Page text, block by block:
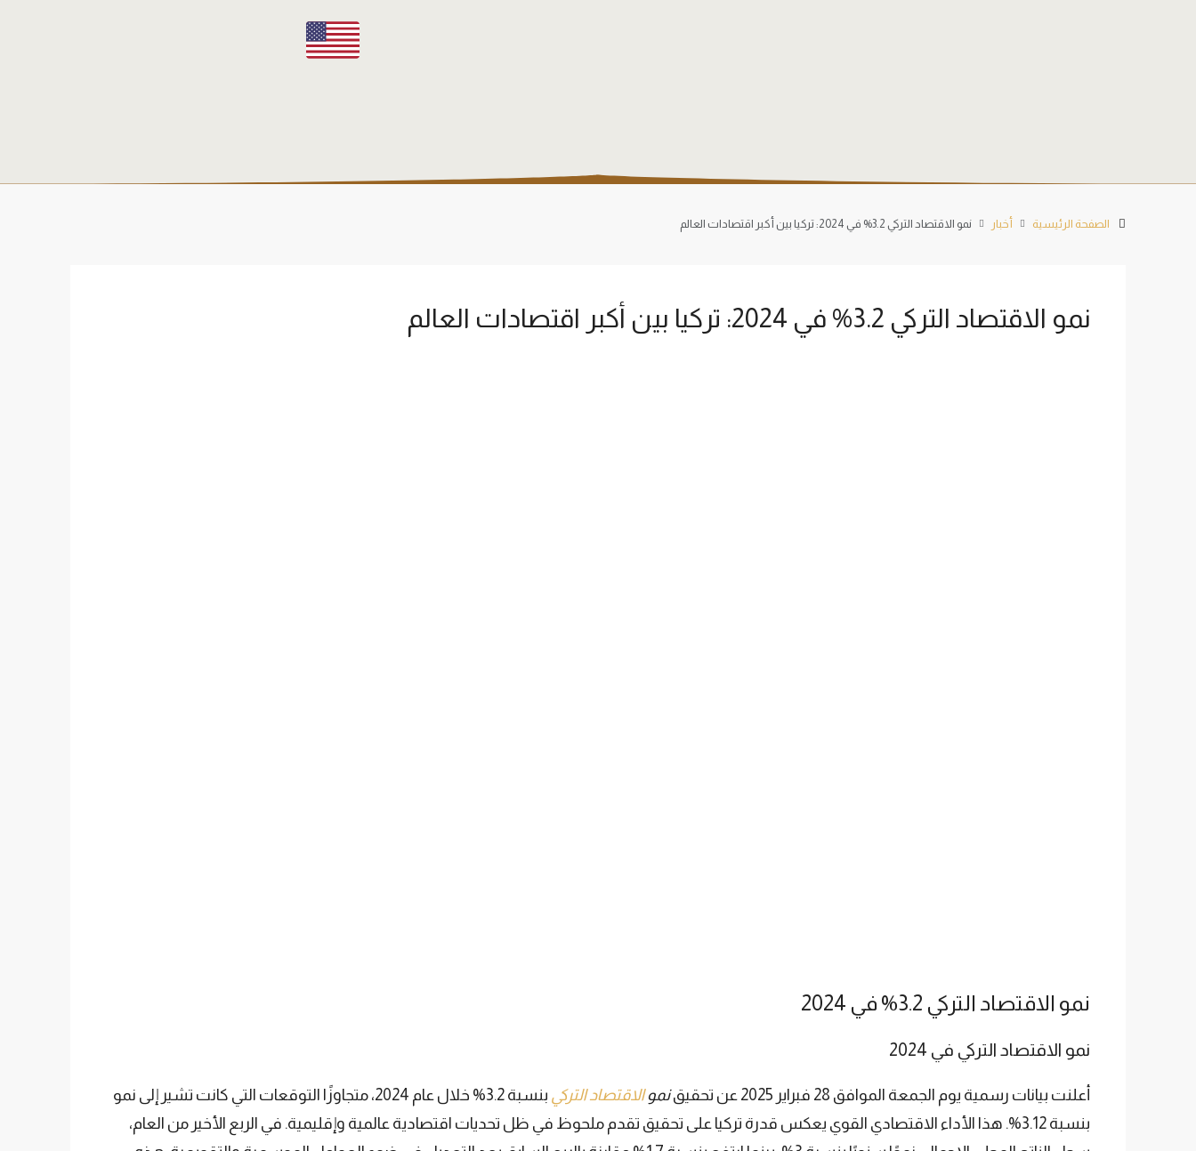
الصفحة الرئيسية أخبار نمو الاقتصاد التركي 3.2% في 2024: تركيا بين أكبر اقتصادات العالم
نمو الاقتصاد التركي 3.2% في 2024: تركيا بين أكبر اقتصادات العالم
نمو الاقتصاد التركي 3.2% في 2024
نمو الاقتصاد التركي في 2024
أعلنت بيانات رسمية يوم الجمعة الموافق 28 فبراير 2025 عن تحقيق نموالاقتصاد التركي
بنسبة 3.2% خلال عام 2024، متجاوزًا التوقعات التي كانت تشير إلى نمو
بنسبة 3.12%. هذا الأداء الاقتصادي القوي يعكس قدرة تركيا على تحقيق تقدم ملحوظ في ظل تحديات اقتصادية عالمية وإقليمية. في الربع الأخير من العام،